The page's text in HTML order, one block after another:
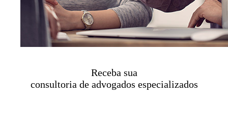
Receba sua
consultoria de advogados especializados